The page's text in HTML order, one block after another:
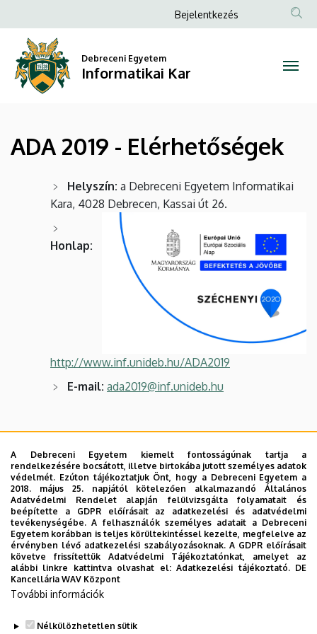
2019
Elérhetőségek
Informatikai
a
tartalomra
Anonim
menüje
Bejelentkezés
Debreceni Egyetem
Informatikai Kar
ADA 2019 - Elérhetőségek
Helyszín: a Debreceni Egyetem Informatikai
Kara, 4028 Debrecen, Kassai út 26.
Honlap:
http://www.inf.unideb.hu/ADA2019
E-mail: ada2019@inf.unideb.hu
A Debreceni Egyetem kiemelt fontosságúnak tartja a
rendelkezésére bocsátott, illetve birtokába jutott személyes adatok
védelmét. Ezúton tájékoztatjuk Önt, hogy a Debreceni Egyetem a
2018. május 25. napjától kötelezően alkalmazandó Általános
Adatvédelmi Rendelet alapján felülvizsgálta folyamatait és
beépítette a GDPR előírásait az adatkezelési és adatvédelmi
tevékenységébe. A felhasználók személyes adatait a Debreceni
Egyetem korábban is teljes körültekintéssel kezelte, megfelelve az
érvényben lévő adatkezelési szabályozásoknak. A GDPR előírásait
követve frissítettük Adatvédelmi Tájékoztatónkat, amelyet az
alábbi linkre kattintva olvashat el:Adatkezelési tájékoztató. DE
Kancellária WAV Központ
További információk
Nélkülözhetetlen sütik